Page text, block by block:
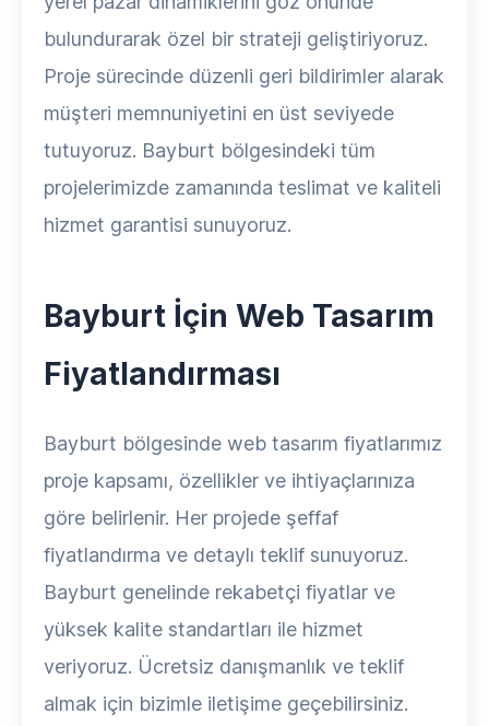
bulundurarak özel bir strateji geliştiriyoruz.
Proje sürecinde düzenli geri bildirimler alarak
müşteri memnuniyetini en üst seviyede
tutuyoruz. Bayburt bölgesindeki tüm
projelerimizde zamanında teslimat ve kaliteli
hizmet garantisi sunuyoruz.
Bayburt İçin Web Tasarım
Fiyatlandırması
Bayburt bölgesinde web tasarım fiyatlarımız
proje kapsamı, özellikler ve ihtiyaçlarınıza
göre belirlenir. Her projede şeffaf
fiyatlandırma ve detaylı teklif sunuyoruz.
Bayburt genelinde rekabetçi fiyatlar ve
yüksek kalite standartları ile hizmet
veriyoruz. Ücretsiz danışmanlık ve teklif
almak için bizimle iletişime geçebilirsiniz.